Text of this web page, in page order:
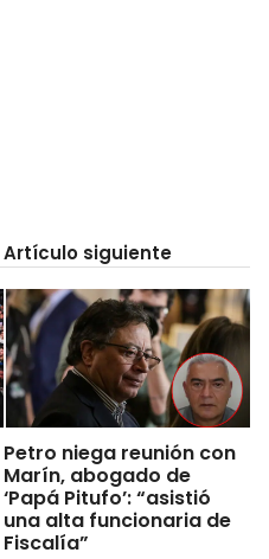
Artículo siguiente
Petro niega reunión con
Marín, abogado de
‘Papá Pitufo’: “asistió
una alta funcionaria de
Fiscalía”